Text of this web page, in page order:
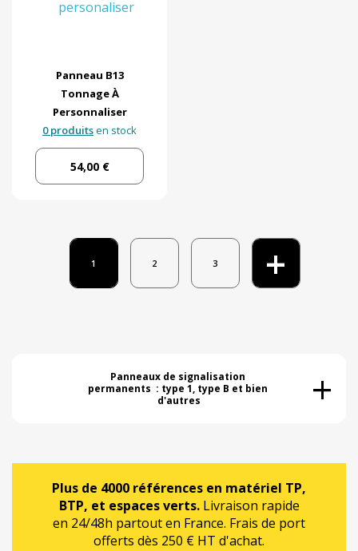
Panneau B13
Tonnage À
Personnaliser
0 produitsen stock
54,00 €
1 2 3 +
Panneaux de signalisation
permanents  : type 1, type B et bien
d'autres
+
Plus de 4000 références en matériel TP,
BTP, et espaces verts.Livraison rapide
en 24/48h partout en France. Frais de port
offerts dès 250 € HT d'achat.